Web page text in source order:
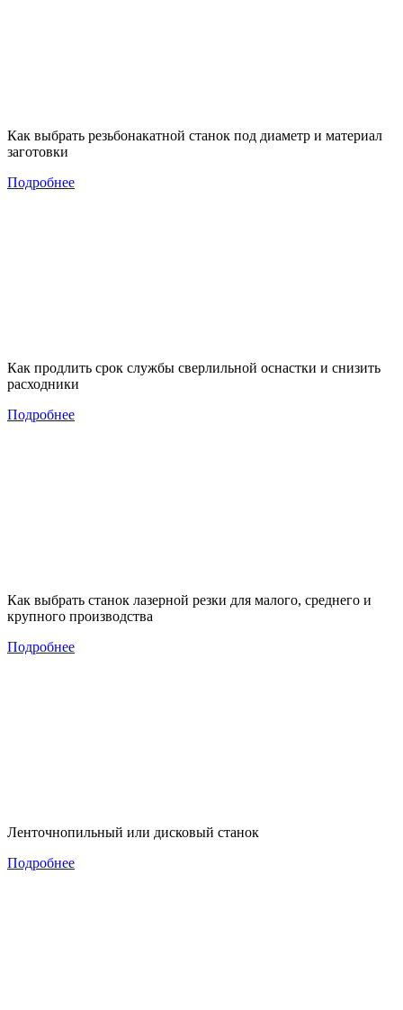
Как выбрать резьбонакатной станок под диаметр и материал
заготовки
Подробнее
Как продлить срок службы сверлильной оснастки и снизить
расходники
Подробнее
Как выбрать станок лазерной резки для малого, среднего и
крупного производства
Подробнее
Ленточнопильный или дисковый станок
Подробнее